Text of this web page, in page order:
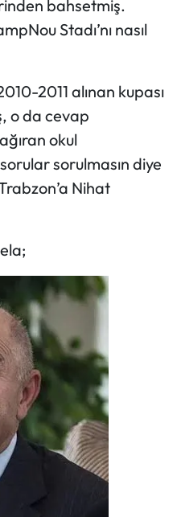
bahsetmiş.
Stadı’nı nasıl
2011 alınan kupası
o da cevap
okul
sorulmasın diye
Nihat